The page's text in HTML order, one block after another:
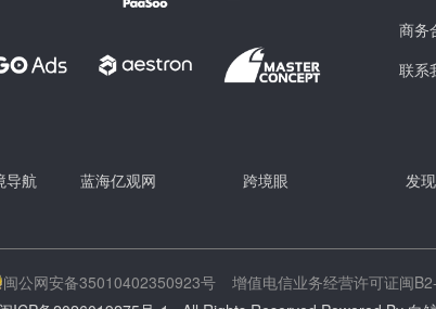
商务
联系
导航 蓝海亿观网 跨境眼 发
闽公网安备35010402350923号
增值电信业务经营许可证闽